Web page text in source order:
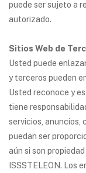
puede ser sujeto a
autorizado.
Sitios Web de
Usted puede
y terceros pueden
Usted reconoce y
tiene
servicios, anuncios,
puedan ser
aún si son
ISSSTELEON. Los